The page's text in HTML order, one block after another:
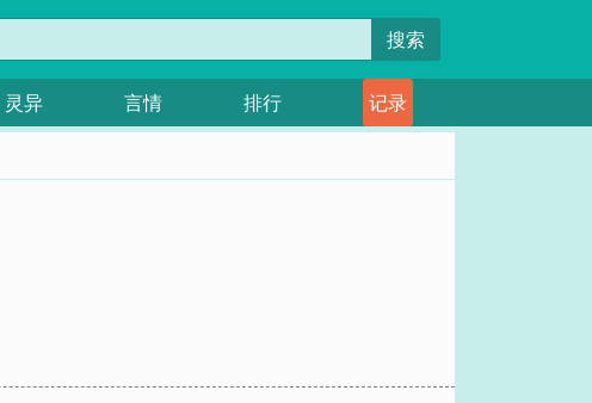
搜索
灵异 言情 排行 记录